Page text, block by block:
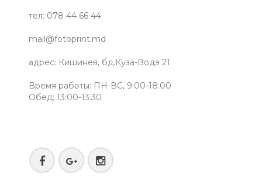
тел: 078 44 66 44
mail@fotoprint.md
адрес: Кишинев, бд.Куза-Водэ 21
Время работы: ПН-ВС, 9:00-18:00
Обед: 13:00-13:30